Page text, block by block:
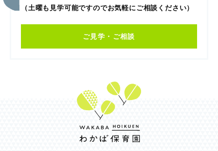
（土曜も見学可能ですのでお気軽にご相談ください）
ご見学・ご相談